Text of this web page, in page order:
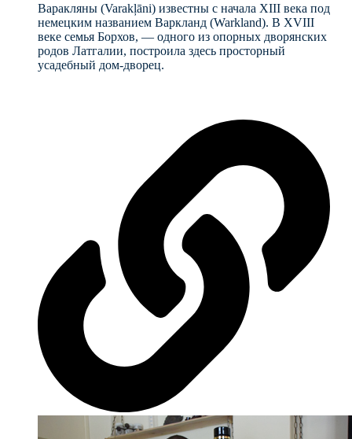
Варакляны (Varakļāni) известны с начала XIII века под
немецким названием Варкланд (Warkland). В XVIII
веке семья Борхов, — одного из опорных дворянских
родов Латгалии, построила здесь просторный
усадебный дом-дворец.